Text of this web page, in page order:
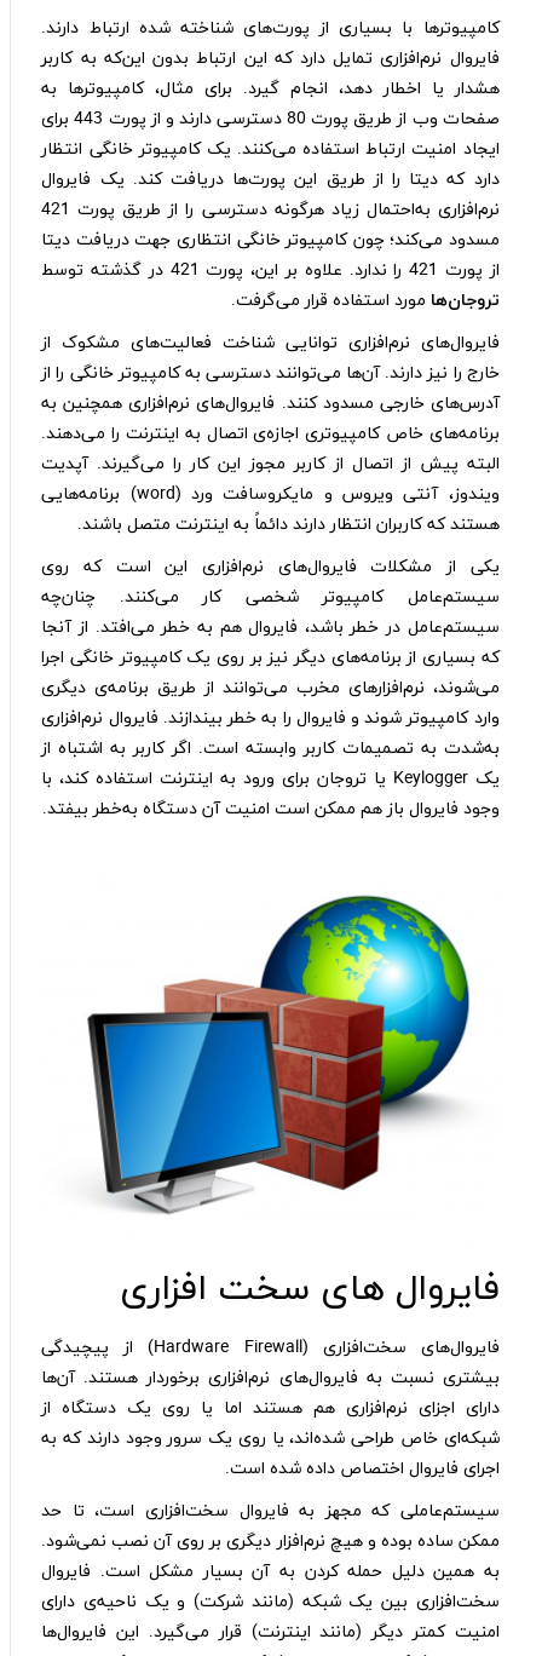
کامپیوترها با بسیاری از پورت‌های شناخته شده ارتباط دارند.
فایروال نرم‌افزاری تمایل دارد که این ارتباط بدون این‌که به کاربر
هشدار یا اخطار دهد، انجام گیرد. برای مثال، کامپیوترها به
صفحات وب از طریق پورت 80 دسترسی دارند و از پورت 443 برای
ایجاد امنیت ارتباط استفاده می‌کنند. یک کامپیوتر خانگی انتظار
دارد که دیتا را از طریق این پورت‌ها دریافت کند. یک فایروال
نرم‌افزاری به‌احتمال زیاد هرگونه دسترسی را از طریق پورت 421
مسدود می‌کند؛ چون کامپیوتر خانگی انتظاری جهت دریافت دیتا
از پورت 421 را ندارد. علاوه بر این، پورت 421 در گذشته توسط
تروجان‌ها مورد استفاده قرار می‌گرفت.
فایروال‌های نرم‌افزاری توانایی شناخت فعالیت‌های مشکوک از
خارج را نیز دارند. آن‌ها می‌توانند دسترسی به کامپیوتر خانگی را از
آدرس‌های خارجی مسدود کنند. فایروال‌های نرم‌افزاری همچنین به
برنامه‌های خاص کامپیوتری اجازه‌ی اتصال به اینترنت را می‌دهند.
البته پیش از اتصال از کاربر مجوز این کار را می‌گیرند. آپدیت
ویندوز، آنتی ویروس و مایکروسافت ورد (word) برنامه‌هایی
هستند که کاربران انتظار دارند دائماً به اینترنت متصل باشند.
یکی از مشکلات فایروال‌های نرم‌افزاری این است که روی
سیستم‌عامل کامپیوتر شخصی کار می‌کنند. چنان‌چه
سیستم‌عامل در خطر باشد، فایروال هم به خطر می‌افتد. از آنجا
که بسیاری از برنامه‌های دیگر نیز بر روی یک کامپیوتر خانگی اجرا
می‌شوند، نرم‌افزارهای مخرب می‌توانند از طریق برنامه‌ی دیگری
وارد کامپیوتر شوند و فایروال را به خطر بیندازند. فایروال نرم‌افزاری
به‌شدت به تصمیمات کاربر وابسته است. اگر کاربر به اشتباه از
یک Keylogger یا تروجان برای ورود به اینترنت استفاده کند، با
وجود فایروال باز هم ممکن است امنیت آن دستگاه به‌خطر بیفتد.
فایروال های سخت افزاری
فایروال‌های سخت‌افزاری (Hardware Firewall) از پیچیدگی
بیشتری نسبت به فایروال‌های نرم‌افزاری برخوردار هستند. آن‌ها
دارای اجزای نرم‌افزاری هم هستند اما یا روی یک دستگاه از
شبکه‌ای خاص طراحی شده‌اند، یا روی یک سرور وجود دارند که به
اجرای فایروال اختصاص داده شده است.
سیستم‌عاملی که مجهز به فایروال سخت‌افزاری است، تا حد
ممکن ساده بوده و هیچ نرم‌افزار دیگری بر روی آن نصب نمی‌شود.
به همین دلیل حمله کردن به آن بسیار مشکل است. فایروال
سخت‌افزاری بین یک شبکه (مانند شرکت) و یک ناحیه‌ی دارای
امنیت کمتر دیگر (مانند اینترنت) قرار می‌گیرد. این فایروال‌ها